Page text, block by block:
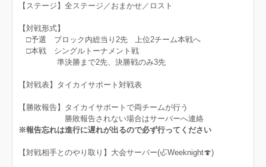
【ステージ】全ステージ／おまかせ／ロスト
【対戦形式】
□予選 ブロック内総当り2先 上位2チーム本戦へ
□本戦 シングルトーナメント戦
準決勝まで2先、決勝戦のみ3先
【対戦表】タイカイサポート対戦表
【勝敗報告】タイカイサポートで両チームが行う
勝敗報告されない場合はサーバーへ連絡
※報告忘れは進行に遅れが出るので必ず行ってください
【対戦相手とのやり取り】大会サーバー(🦏Weeknight🍄)